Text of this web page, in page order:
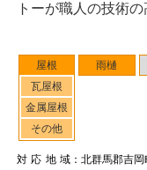
屋根
瓦屋根
金属屋根
その他
雨樋
対応地域：北群馬郡吉岡
トーが職人の技術